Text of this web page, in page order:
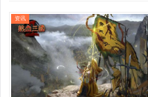
资讯